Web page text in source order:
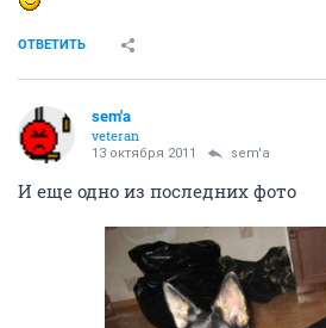
ОТВЕТИТЬ
sem'a
veteran
13 октября 2011 sem'a
И еще одно из последних фото